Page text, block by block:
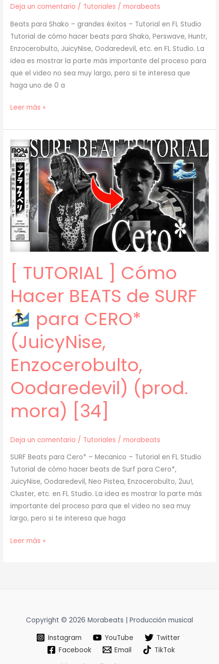
Deja un comentario / Tutoriales /morabeats
Beats para Shako – grandes éxitos – Tutorial en FL Studio
Tutorial de cómo hacer beats para Shako, Perswave, Huntr,
Enzocerobulto, JuicyNise, Oodaredevil, etc. en FL Studio. La
idea es mostrar la parte más importante del proceso para
que el video no sea muy largo, pero si te interesa que
haga uno de 0 a
[
]
Cómo
hacer
BEATS
para
SHAKO
–
GRANDES
EXITOS
(Perswave,
Huntr,
Enzocerobulto)
(prod.
mora)
[35]
Leer más »
[ TUTORIAL ] Cómo
Hacer BEATS de SURF
para CERO*
(JuicyNise,
Enzocerobulto,
Oodaredevil) (prod.
mora) [34]
Deja un comentario / Tutoriales /morabeats
SURF Beats para Cero* – Mecanico – Tutorial en FL Studio
Tutorial de cómo hacer beats de Surf para Cero*,
JuicyNise, Oodaredevil, Neo Pistea, Enzocerobulto, 2uu!,
Cluster, etc. en FL Studio. La idea es mostrar la parte más
importante del proceso para que el video no sea muy
largo, pero si te interesa que haga
[
Leer más »
Copyright © 2026 Morabeats | Producción musical
Instagram
YouTube
Twitter
Facebook
Email
TikTok